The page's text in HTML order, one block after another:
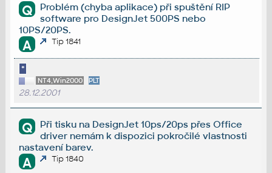
Q
Problém (chyba aplikace) při spuštění RIP
software pro DesignJet 500PS nebo
10PS/20PS.
A Tip 1841
*
NT4,Win2000 PLT
28.12.2001
Q
Při tisku na DesignJet 10ps/20ps přes Office
driver nemám k dispozici pokročilé vlastnosti
nastavení barev.
A Tip 1840